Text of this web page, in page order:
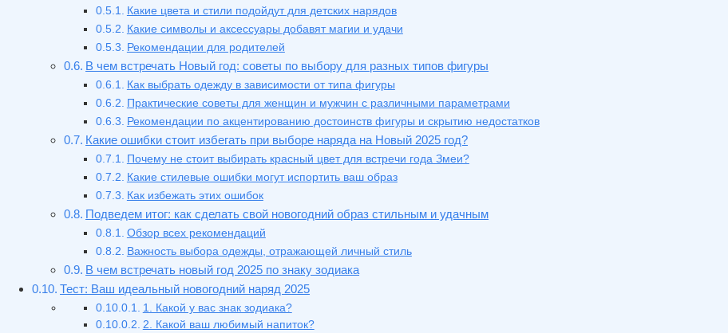
Какие цвета и стили подойдут для детских нарядов
Какие символы и аксессуары добавят магии и удачи
Рекомендации для родителей
В чем встречать Новый год: советы по выбору для разных типов фигуры
Как выбрать одежду в зависимости от типа фигуры
Практические советы для женщин и мужчин с различными параметрами
Рекомендации по акцентированию достоинств фигуры и скрытию недостатков
Какие ошибки стоит избегать при выборе наряда на Новый 2025 год?
Почему не стоит выбирать красный цвет для встречи года Змеи?
Какие стилевые ошибки могут испортить ваш образ
Как избежать этих ошибок
Подведем итог: как сделать свой новогодний образ стильным и удачным
Обзор всех рекомендаций
Важность выбора одежды, отражающей личный стиль
В чем встречать новый год 2025 по знаку зодиака
Тест: Ваш идеальный новогодний наряд 2025
1. Какой у вас знак зодиака?
2. Какой ваш любимый напиток?